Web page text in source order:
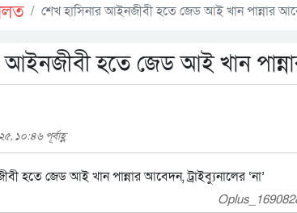
শেখ হাসিনার আইনজীবী হতে জেড আই খান পান্নার
আইনজীবী হতে জেড আই খান
১০:৪৬ পূর্বাহ্ণ